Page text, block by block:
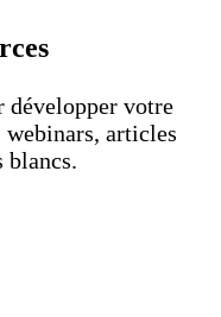
développer votre
articles
blancs.